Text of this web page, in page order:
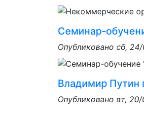
Семинар-
Опубликовано сб,
Владимир Путин
Опубликовано вт,